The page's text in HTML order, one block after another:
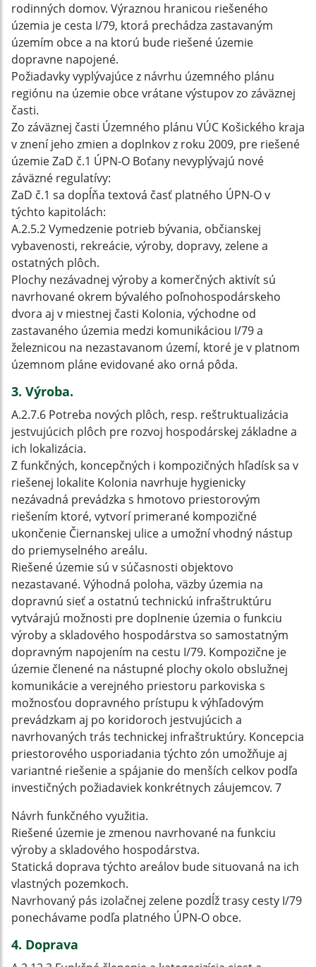
rodinných domov. Výraznou hranicou riešeného
územia je cesta I/79, ktorá prechádza zastavaným
územím obce a na ktorú bude riešené územie
dopravne napojené.
Požiadavky vyplývajúce z návrhu územného plánu
regiónu na územie obce vrátane výstupov zo záväznej
časti.
Zo záväznej časti Územného plánu VÚC Košického kraja
v znení jeho zmien a doplnkov z roku 2009, pre riešené
územie ZaD č.1 ÚPN-O Boťany nevyplývajú nové
záväzné regulatívy:
ZaD č.1 sa dopĺňa textová časť platného ÚPN-O v
týchto kapitolách:
A.2.5.2 Vymedzenie potrieb bývania, občianskej
vybavenosti, rekreácie, výroby, dopravy, zelene a
ostatných plôch.
Plochy nezávadnej výroby a komerčných aktivít sú
navrhované okrem bývalého poľnohospodárskeho
dvora aj v miestnej časti Kolonia, východne od
zastavaného územia medzi komunikáciou I/79 a
železnicou na nezastavanom území, ktoré je v platnom
územnom pláne evidované ako orná pôda.
3. Výroba.
A.2.7.6 Potreba nových plôch, resp. reštruktualizácia
jestvujúcich plôch pre rozvoj hospodárskej základne a
ich lokalizácia.
Z funkčných, koncepčných i kompozičných hľadísk sa v
riešenej lokalite Kolonia navrhuje hygienicky
nezávadná prevádzka s hmotovo priestorovým
riešením ktoré, vytvorí primerané kompozičné
ukončenie Čiernanskej ulice a umožní vhodný nástup
do priemyselného areálu.
Riešené územie sú v súčasnosti objektovo
nezastavané. Výhodná poloha, väzby územia na
dopravnú sieť a ostatnú technickú infraštruktúru
vytvárajú možnosti pre doplnenie územia o funkciu
výroby a skladového hospodárstva so samostatným
dopravným napojením na cestu I/79. Kompozične je
územie členené na nástupné plochy okolo obslužnej
komunikácie a verejného priestoru parkoviska s
možnosťou dopravného prístupu k výhľadovým
prevádzkam aj po koridoroch jestvujúcich a
navrhovaných trás technickej infraštruktúry. Koncepcia
priestorového usporiadania týchto zón umožňuje aj
variantné riešenie a spájanie do menších celkov podľa
investičných požiadaviek konkrétnych záujemcov. 7
Návrh funkčného využitia.
Riešené územie je zmenou navrhované na funkciu
výroby a skladového hospodárstva.
Statická doprava týchto areálov bude situovaná na ich
vlastných pozemkoch.
Navrhovaný pás izolačnej zelene pozdĺž trasy cesty I/79
ponechávame podľa platného ÚPN-O obce.
4. Doprava